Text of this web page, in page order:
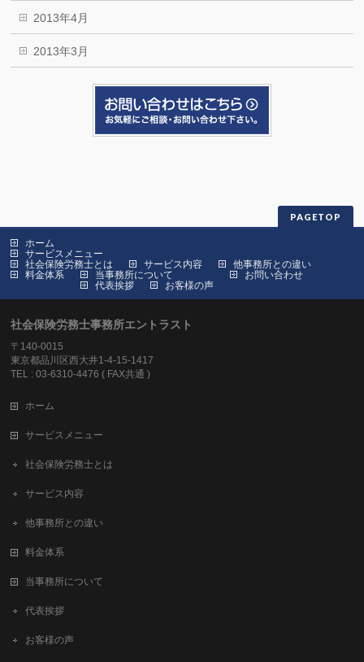
2013年4月
2013年3月
PAGETOP
ホーム
サービスメニュー
社会保険労務士とは
サービス内容
他事務所との違い
料金体系
当事務所について
代表挨拶
お客様の声
お問い合わせ
社会保険労務士事務所エントラスト
〒140-0015
東京都品川区西大井1-4-15-1417
TEL : 03-6310-4476 ( FAX共通 )
ホーム
サービスメニュー
社会保険労務士とは
サービス内容
他事務所との違い
料金体系
当事務所について
代表挨拶
お客様の声